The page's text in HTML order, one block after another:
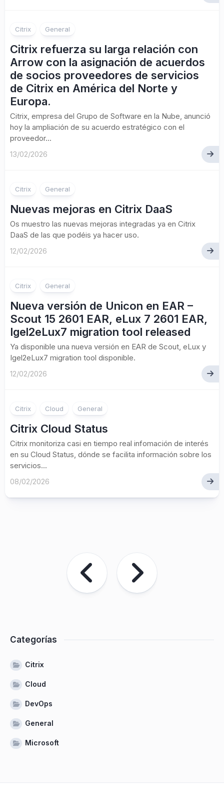
Citrix General
Citrix refuerza su larga relación con
Arrow con la asignación de acuerdos
de socios proveedores de servicios
de Citrix en América del Norte y
Europa.
Citrix, empresa del Grupo de Software en la Nube, anunció
hoy la ampliación de su acuerdo estratégico con el
proveedor...
13/02/2026
Citrix General
Nuevas mejoras en Citrix DaaS
Os muestro las nuevas mejoras integradas ya en Citrix
DaaS de las que podéis ya hacer uso.
12/02/2026
Citrix General
Nueva versión de Unicon en EAR –
Scout 15 2601 EAR, eLux 7 2601 EAR,
Igel2eLux7 migration tool released
Ya disponible una nueva versión en EAR de Scout, eLux y
Igel2eLux7 migration tool disponible.
12/02/2026
Citrix Cloud General
Citrix Cloud Status
Citrix monitoriza casi en tiempo real infomación de interés
en su Cloud Status, dónde se facilita información sobre los
servicios...
08/02/2026
Categorías
Citrix
Cloud
DevOps
General
Microsoft